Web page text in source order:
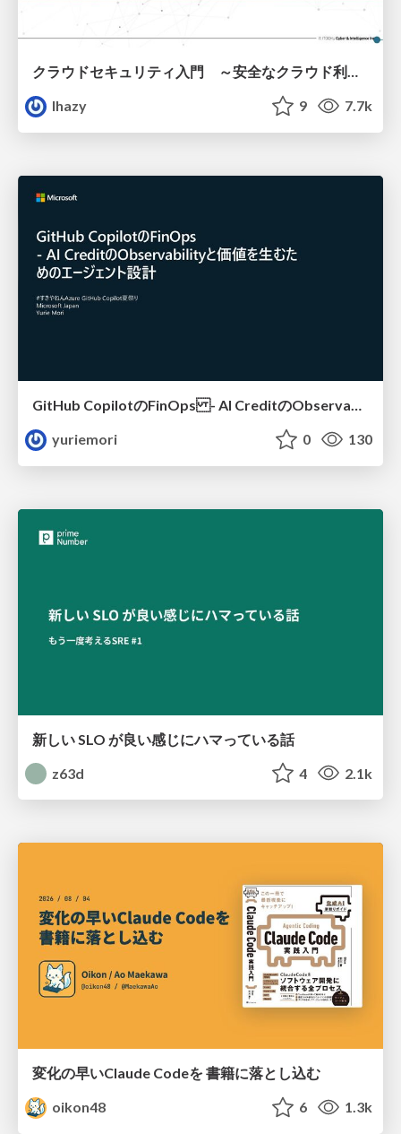
lhazy
9 7.7k
GitHub CopilotのFinOps - AI CreditのObservabilityと価値を生むためのエージェント設計
yuriemori
0 130
新しい SLO が良い感じにハマっている話
z63d
4 2.1k
変化の早いClaude Codeを 書籍に落とし込む
oikon48
6 1.3k